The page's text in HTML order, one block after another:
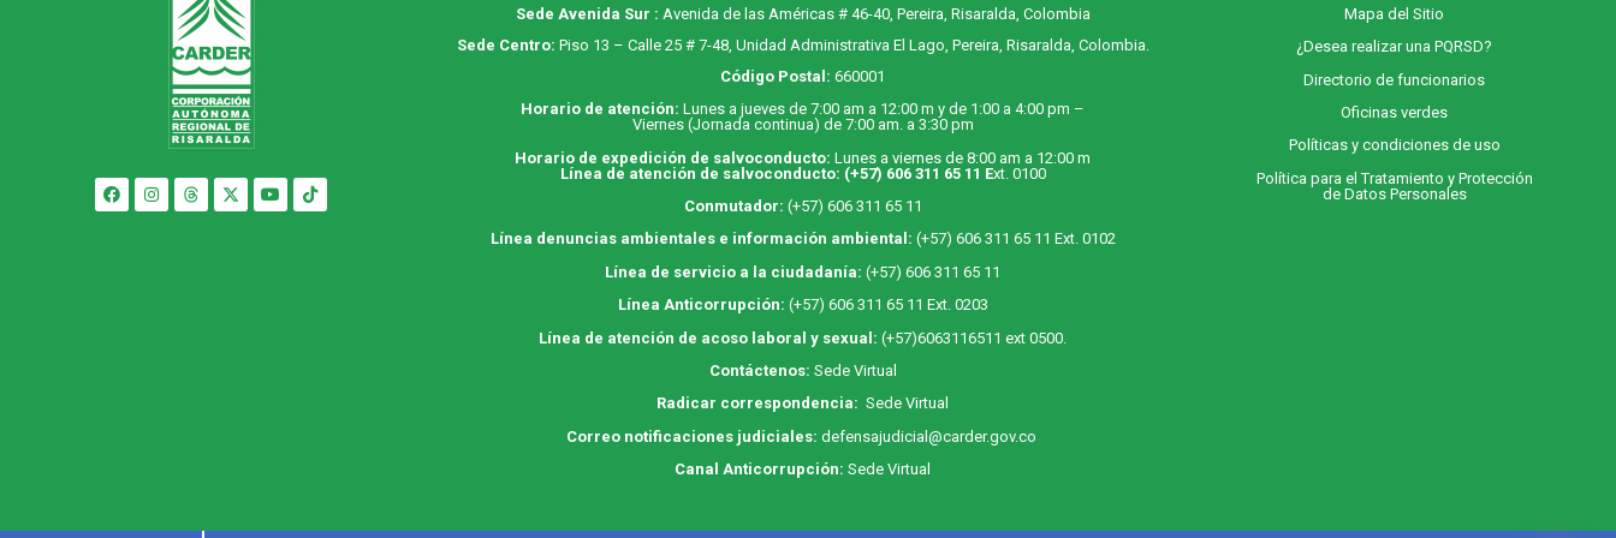
Sede Avenida Sur : Avenida de las Américas # 46-40, Pereira, Risaralda, Colombia
Sede Centro: Piso 13 – Calle 25 # 7-48, Unidad Administrativa El Lago, Pereira, Risaralda, Colombia.
Código Postal: 660001
Horario de atención:Lunes a jueves de 7:00 am a 12:00 m y de 1:00 a 4:00 pm –
Viernes (Jornada continua) de 7:00 am. a 3:30 pm
Horario de expedición de salvoconducto:Lunes a viernes de 8:00 am a 12:00 m
Línea de atención de salvoconducto: (+57) 606 311 65 11 Ext. 0100
Conmutador: (+57) 606 311 65 11
Línea denuncias ambientales e información ambiental: (+57) 606 311 65 11 Ext. 0102
Línea de servicio a la ciudadanía: (+57) 606 311 65 11
Línea Anticorrupción: (+57) 606 311 65 11 Ext. 0203
Línea de atención de acoso laboral y sexual: (+57)6063116511 ext 0500.
Contáctenos: Sede Virtual
Radicar correspondencia: Sede Virtual
Correo notificaciones judiciales: defensajudicial@carder.gov.co
Canal Anticorrupción: Sede Virtual
Mapa del Sitio
¿Desea realizar una PQRSD?
Directorio de funcionarios
Oficinas verdes
Políticas y condiciones de uso
Política para el Tratamiento y Protección
de Datos Personales